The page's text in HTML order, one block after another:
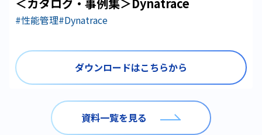
#性能管理#Dynatrace
ダウンロードはこちらから
資料一覧を見る